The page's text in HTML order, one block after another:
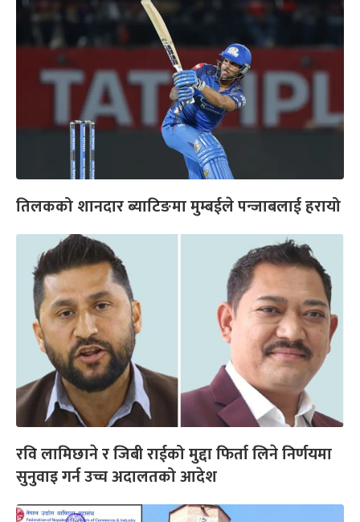
तिलकको शानदार ब्याटिङमा मुम्बईले पन्जाबलाई हरायो
रवि लामिछाने र जिबी राईको मुद्दा फिर्ता लिने निर्णयमा
सुनुवाइ गर्न उच्च अदालतको आदेश